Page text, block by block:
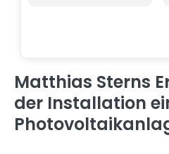
Matthias Sterns
der Installation
Photovoltaikanlage